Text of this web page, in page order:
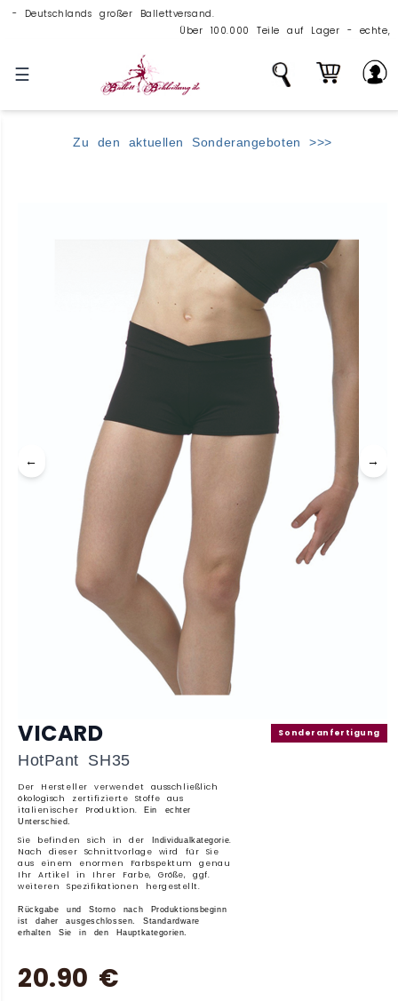
großer Ballettversand.
Über 100.000 Teile auf Lager - echte, große
☰
Zu den aktuellen Sonderangeboten >>>
← →
Sonderanfertigung
VICARD
HotPant SH35
Der Hersteller verwendet ausschließlich
ökologisch zertifizierte Stoffe aus
italienischer Produktion.
Ein echter
Unterschied.
Sie befinden sich in der Individualkategorie.
Nach dieser Schnittvorlage wird für Sie
aus einem enormen Farbspektum genau
Ihr Artikel in Ihrer Farbe, Größe, ggf.
weiteren Spezifikationen hergestellt.
Rückgabe und Storno nach Produktionsbeginn
ist daher ausgeschlossen. Standardware
erhalten Sie in den Hauptkategorien.
20.90 €